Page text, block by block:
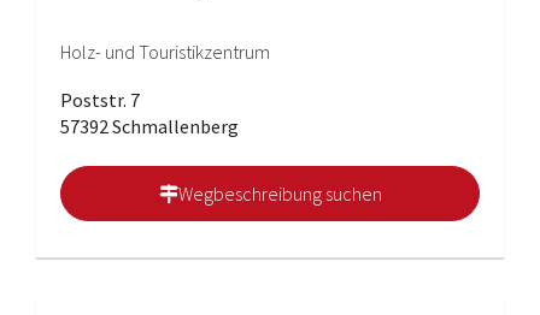
Holz- und Touristikzentrum
Poststr. 7
57392 Schmallenberg
Wegbeschreibung suchen